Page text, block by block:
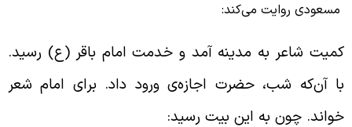
روایت می‌کند:
شاعر به مدینه آمد و خدمت امام باقر (ع) رسید.
آن‌که شب، حضرت اجازه‌ی ورود داد. برای امام شعر
چون به این بیت رسید: